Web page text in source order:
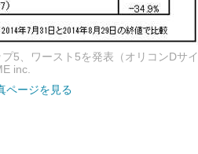
5、ワースト5を発表（オリコンDサイ
inc.
ページを見る